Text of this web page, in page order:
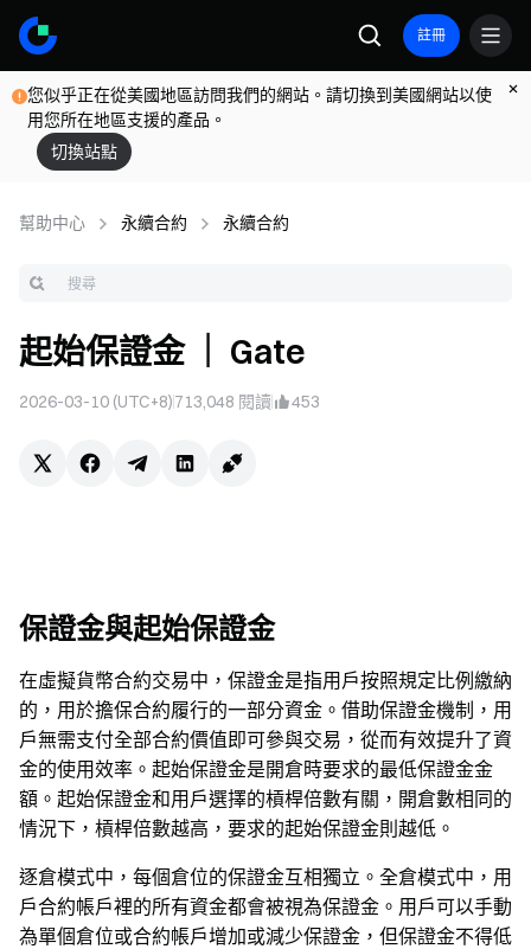
註冊
您似乎正在從美國地區訪問我們的網站。請切換到美國網站以使
用您所在地區支援的產品。
切換站點
幫助中心 永續合約 永續合約
起始保證金 ｜ Gate
2026-03-10 (UTC+8)713,048 閱讀 453
保證金與起始保證金
在虛擬貨幣合約交易中，保證金是指用戶按照規定比例繳納
的，用於擔保合約履行的一部分資金。借助保證金機制，用
戶無需支付全部合約價值即可參與交易，從而有效提升了資
金的使用效率。起始保證金是開倉時要求的最低保證金金
額。起始保證金和用戶選擇的槓桿倍數有關，開倉數相同的
情況下，槓桿倍數越高，要求的起始保證金則越低。
逐倉模式中，每個倉位的保證金互相獨立。全倉模式中，用
戶合約帳戶裡的所有資金都會被視為保證金。用戶可以手動
為單個倉位或合約帳戶增加或減少保證金，但保證金不得低